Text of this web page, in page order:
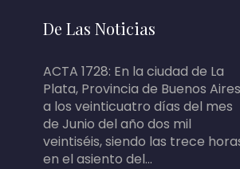
De Las Noticias
ACTA 1728: En la ciudad de La
Plata, Provincia de Buenos Aires
a los veinticuatro días del mes
de Junio del año dos mil
veintiséis, siendo las trece
en el asiento del...